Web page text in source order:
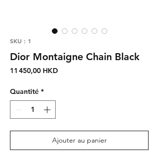
SKU : 1
Dior Montaigne Chain Black
11 450,00 HKD
Quantité *
Ajouter au panier